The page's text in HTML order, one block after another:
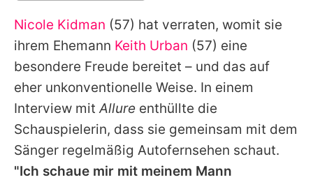
Alle Themen auf Promiflash
Jobs
App runterladen
Team
Redaktionelle Richtlinien
Nicole Kidman (57) hat verraten, womit sie
ihrem Ehemann Keith Urban (57) eine
besondere Freude bereitet – und das auf
eher unkonventionelle Weise. In einem
Interview mitAllure enthüllte die
Schauspielerin, dass sie gemeinsam mit dem
Sänger regelmäßig Autofernsehen schaut.
"Ich schaue mir mit meinem Mann